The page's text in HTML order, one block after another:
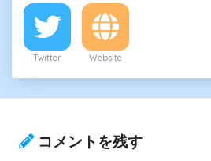
Twitter Website
コメントを残す